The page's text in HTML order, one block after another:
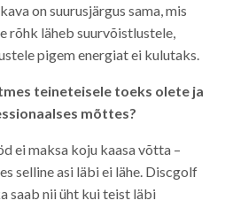
on suurusjärgus sama, mis
rõhk läheb suurvõistlustele,
pigem energiat ei kulutaks.
teineteisele toeks olete ja
mõttes?
ei maksa koju kaasa võtta –
selline asi läbi ei lähe. Discgolf
saab nii üht kui teist läbi